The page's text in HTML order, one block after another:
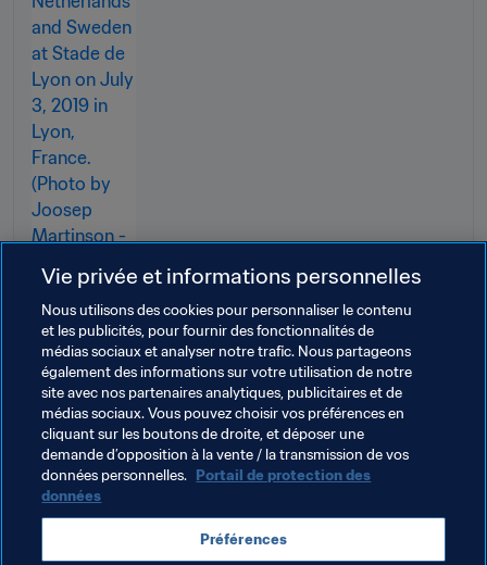
Thèmes en lien
Football Féminin Commercial Organisation
Coupe du Monde Féminine de la FIFA 2023
Rwanda CAF
Vie privée et informations personnelles
Nous utilisons des cookies pour personnaliser le contenu
et les publicités, pour fournir des fonctionnalités de
médias sociaux et analyser notre trafic. Nous partageons
également des informations sur votre utilisation de notre
site avec nos partenaires analytiques, publicitaires et de
médias sociaux. Vous pouvez choisir vos préférences en
cliquant sur les boutons de droite, et déposer une
demande d’opposition à la vente / la transmission de vos
données personnelles. Portail de protection des
données
Préférences